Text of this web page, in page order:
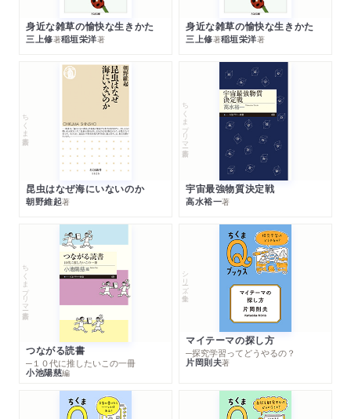
身近な雑草の愉快な生きかた
三上修著稲垣栄洋著
身近な雑草の愉快な生きかた
三上修著稲垣栄洋著
ちくま新書
昆虫はなぜ海にいないのか
朝野維起著
ちくまプリマー新書
宇宙最強物質決定戦
高水裕一著
ちくまプリマー新書
つながる読書
─１０代に推したいこの一冊
小池陽慈編
シリーズ・全集
マイテーマの探し方
─探究学習ってどうやるの？
片岡則夫著